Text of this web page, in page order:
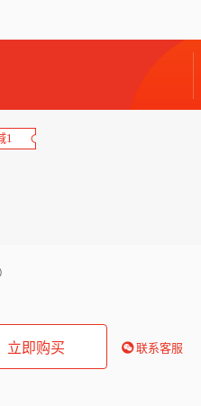
1
立即购买 联系客服